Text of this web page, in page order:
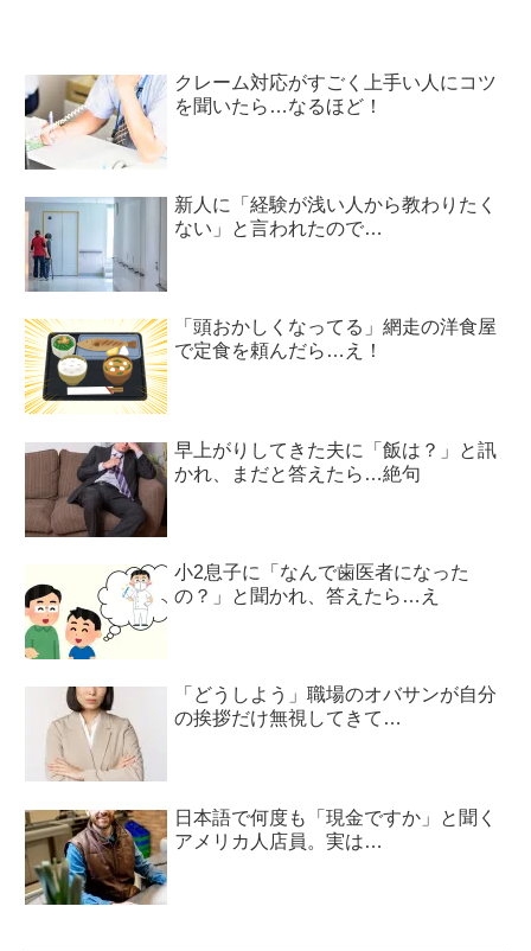
クレーム対応がすごく上手い人にコツ
を聞いたら…なるほど！
新人に「経験が浅い人から教わりたく
ない」と言われたので…
「頭おかしくなってる」網走の洋食屋
で定食を頼んだら…え！
早上がりしてきた夫に「飯は？」と訊
かれ、まだと答えたら…絶句
小2息子に「なんで歯医者になった
の？」と聞かれ、答えたら…え
「どうしよう」職場のオバサンが自分
の挨拶だけ無視してきて…
日本語で何度も「現金ですか」と聞く
アメリカ人店員。実は…